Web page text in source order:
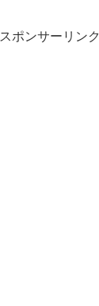
スポンサーリンク